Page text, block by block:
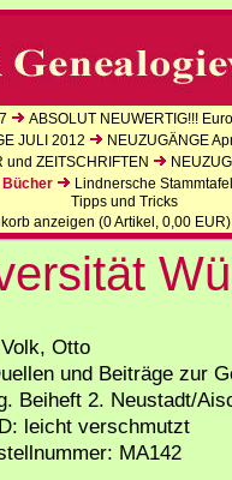
ABSOLUT NEUWERTIG!!!
JULI 2012
NEUZUGÄNGE
ZEITSCHRIFTEN
Lindnersche
Tipps und Tricks
anzeigen (0Artikel, 0,00 EUR)
Otto
und Beiträge zur
Beiheft 2. Neustadt/
leicht verschmutzt
MA142